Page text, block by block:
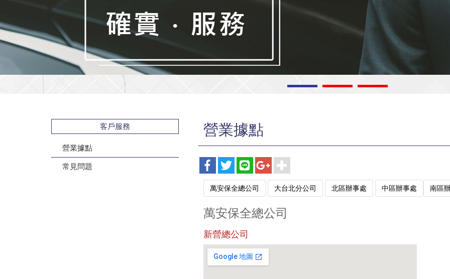
客戶服務
營業據點
常見問題
營業據點
萬安保全總公司 大台北分公司 北區辦事處 中區辦事處 南區
萬安保全總公司
新營總公司